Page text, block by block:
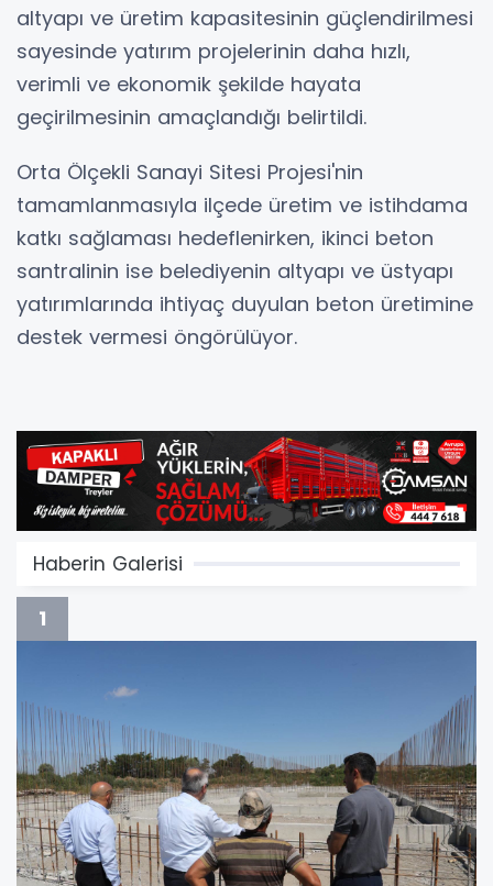
altyapı ve üretim kapasitesinin güçlendirilmesi
sayesinde yatırım projelerinin daha hızlı,
verimli ve ekonomik şekilde hayata
geçirilmesinin amaçlandığı belirtildi.
Orta Ölçekli Sanayi Sitesi Projesi'nin
tamamlanmasıyla ilçede üretim ve istihdama
katkı sağlaması hedeflenirken, ikinci beton
santralinin ise belediyenin altyapı ve üstyapı
yatırımlarında ihtiyaç duyulan beton üretimine
destek vermesi öngörülüyor.
Haberin Galerisi
1